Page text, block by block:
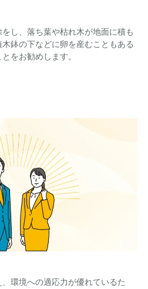
し、落ち葉や枯れ木が地面に積も
鉢の下などに卵を産むこともある
をお勧めします。
環境への適応力が優れているた